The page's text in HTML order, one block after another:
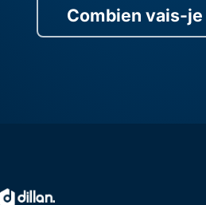
Combien vais-